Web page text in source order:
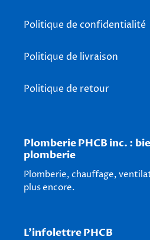
Politique de confidentialité
Politique de livraison
Politique de retour
Plomberie PHCB inc. :
plomberie
Plomberie, chauffage,
plus encore.
L'infolettre PHCB